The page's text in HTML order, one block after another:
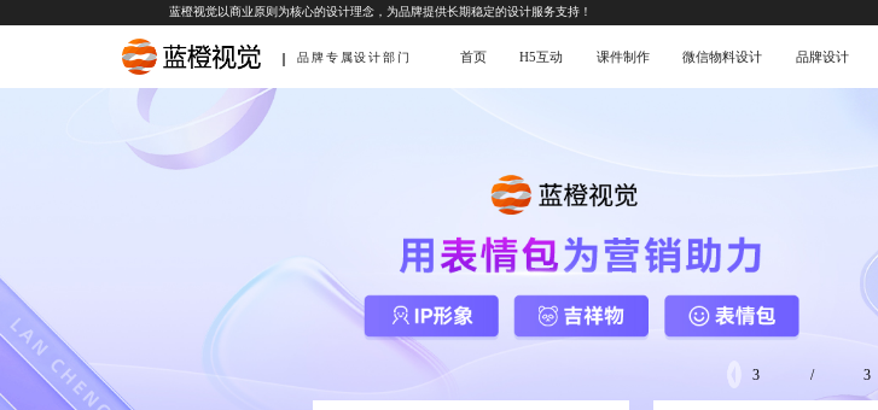
蓝橙视觉以商业原则为核心的设计理念，为品牌提供长期稳定的设计服务支持！
品牌专属设计部门 首页 H5互动 课件制作 微信物料设计 品牌设计
1 / 3